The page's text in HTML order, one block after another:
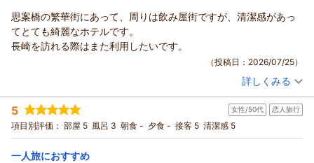
す。
フロント 寺田
支配人
（返信日：2026/07/27）
この度はリッチモンドホテル長崎思案橋をご利用いただきまし
て誠にありがとうございます。
この度は私どものホテルをご利用いただき、また心温まるご感
想をお寄せいただき誠にありがとうございます。
立地やお部屋の広さ・清潔さ、スタッフの対応につきましてお
褒めのお言葉をいただき、大変嬉しく拝読いたしました。
周辺でのお食事もお楽しみいただけたとのこと、何よりでござ
います。
ご朝食につきましても、長崎名物を含めご満足いただけたよう
で、大変光栄に存じます。
思案橋の繁華街にあって、周りは飲み屋街ですが、清潔感があっ
てとても綺麗なホテルです。
長崎を訪れる際はまた利用したいです。
（投稿日：2026/07/25）
投稿者： オックンさん(男性/50代)
宿泊プラン： 【シンプルステイ】素泊まり 食事なし
宿泊価格帯： 6,001～7,000円(大人一人あたり/税込)
リッチモンドホテル長崎思案橋からの返信
詳しくみる
5 女性/50代 恋人旅行
項目別評価： 部屋 5 風呂 3 朝食 - 夕食 - 接客 5 清潔感 5
一人旅におすすめ